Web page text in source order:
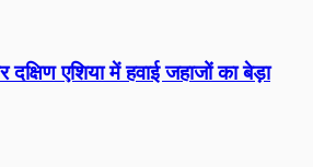
एशिया में हवाई जहाजों का बेड़ा